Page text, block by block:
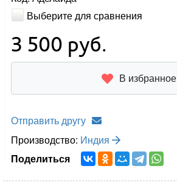
Выберите для сравнения
3 500 руб.
В избранное
Отправить другу
Производство: Индия
Поделиться